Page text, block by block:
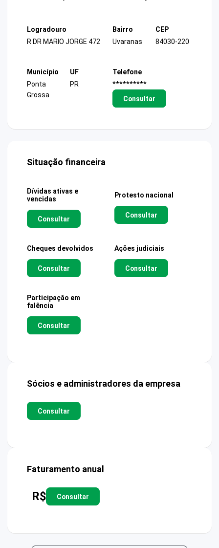
Logradouro
R DR MARIO JORGE 472
Bairro
Uvaranas
CEP
84030-220
Município
Ponta
Grossa
UF
PR
Telefone
**********
Consultar
Situação financeira
Dívidas ativas e
vencidas
Consultar
Protesto nacional
Consultar
Cheques devolvidos
Consultar
Ações judiciais
Consultar
Participação em
falência
Consultar
Sócios e administradores da empresa
Consultar
Faturamento anual
R$ Consultar